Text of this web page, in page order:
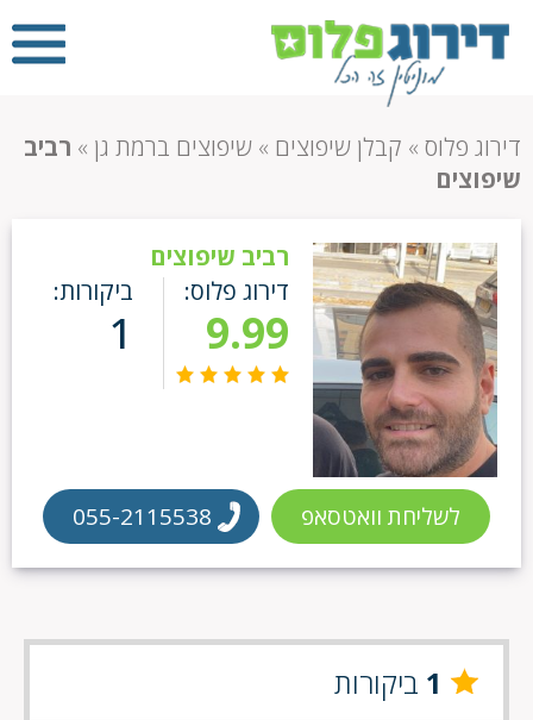
דירוג פלוס » קבלן שיפוצים » שיפוצים ברמת גן » רביב
שיפוצים
רביב שיפוצים
דירוג פלוס:
9.99
ביקורות:
1
לשליחת וואטסאפ 055-2115538
1 ביקורות